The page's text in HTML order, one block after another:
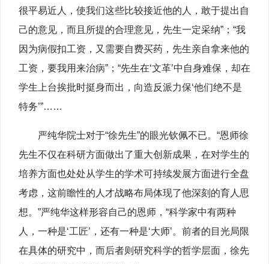
很平易近人，使我们这些比较接近他的人，敢于提出自
己的意见，而且所提的合理意见，先生一定采纳”；“我
因为病假扣工资，又需要自费买药，先生亲自拿来他的
工资，要我用来治病”；“先生在‘文革’中自身难保，却在
学生上台挨批时挺身而出，向造反派力保‘他们绝不是
特务’”……
严纯华院士对于“徐先生”的眼光钦佩不已。“恩师徐
先生不仅在科研方面做出了重大创新成果，在对学生的
培养方面也处处从学生的学术可持续发展方面进行全盘
考虑，这前瞻性的人才战略布局体现了他深刻的育人思
想。”严纯华这样形容自己的恩师，“科学家中有两种
人，一种是‘工匠’，还有一种是‘大师’。前者的目光局限
在具体的研究中，而后者则研究科学的哲学层面，徐先